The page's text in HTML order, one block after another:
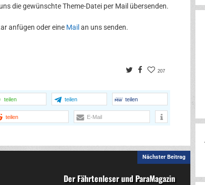
die gewünschte Theme-Datei per Mail übersenden.
anfügen oder eine Mail an uns senden.
TwitterFacebook
207
teilen teilen teilen
teilen E-Mail
Nächster Beitrag
Der Fährtenleser und ParaMagazin